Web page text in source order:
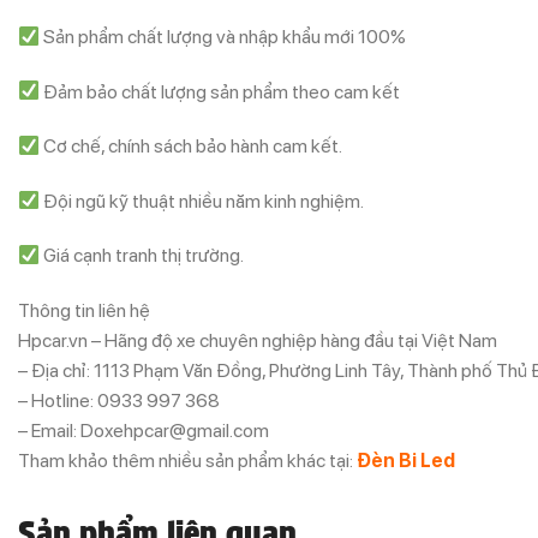
Sản phẩm chất lượng và nhập khẩu mới 100%
Đảm bảo chất lượng sản phẩm theo cam kết
Cơ chế, chính sách bảo hành cam kết.
Đội ngũ kỹ thuật nhiều năm kinh nghiệm.
Giá cạnh tranh thị trường.
Thông tin liên hệ
Hpcar.vn – Hãng độ xe chuyên nghiệp hàng đầu tại Việt Nam
– Địa chỉ: 1113 Phạm Văn Đồng, Phường Linh Tây, Thành phố Thủ
– Hotline: 0933 997 368
– Email: Doxehpcar@gmail.com
Tham khảo thêm nhiều sản phẩm khác tại: Đèn Bi Led